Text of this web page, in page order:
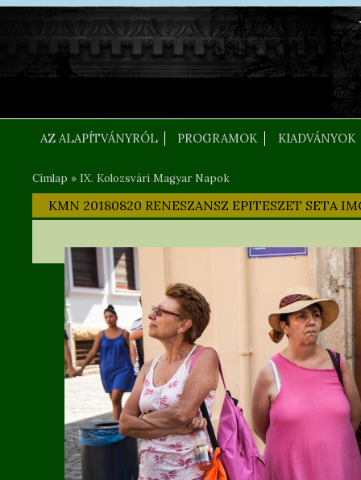
Ugrás a tartalomra
FEJLEC SZOVEG
AZ ALAPÍTVÁNYRÓL PROGRAMOK KIADVÁNYOK
Jelenlegi hely
Címlap » IX. Kolozsvári Magyar Napok
KMN 20180820 RENESZANSZ EPITESZET SETA